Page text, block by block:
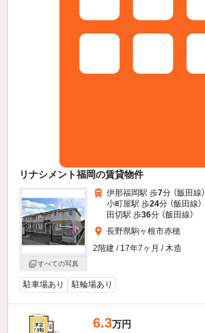
リナシメント福岡の賃貸物件
すべての写真
伊那福岡駅 歩7分 （飯田線）
小町屋駅 歩24分 （飯田線）
田切駅 歩36分 （飯田線）
長野県駒ヶ根市赤穂
2階建 / 17年7ヶ月 / 木造
駐車場あり 駐輪場あり
6.3万円